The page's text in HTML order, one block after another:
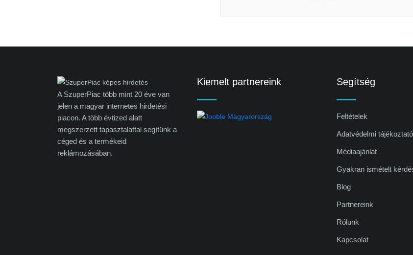
A SzuperPiac több mint 20 éve van
jelen a magyar internetes hirdetési
piacon. A több évtized alatt
megszerzett tapasztalattal segítünk a
céged és a termékeid
reklámozásában.
Kiemelt partnereink Segítség
Feltételek
Adatvédelmi tájékoztató
Médiaajánlat
Gyakran ismételt
Blog
Partnereink
Rólunk
Kapcsolat